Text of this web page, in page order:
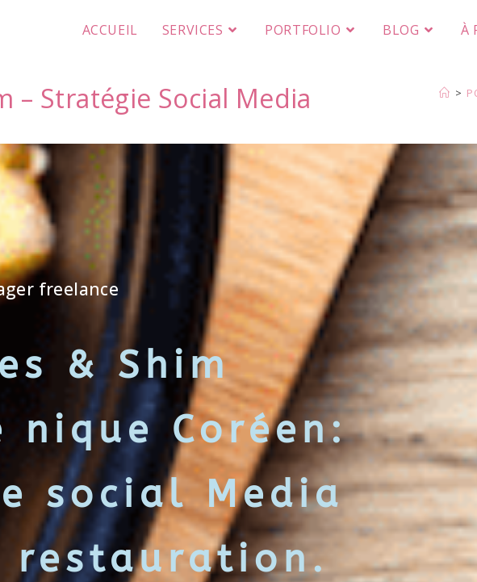
ACCUEIL SERVICES PORTFOLIO BLOG À
– Stratégie Social Media >
freelance
& Shim
nique Coréen:
social Media
restauration.